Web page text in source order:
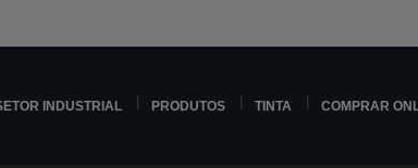
INDUSTRIAL PRODUTOS TINTA COMPRAR